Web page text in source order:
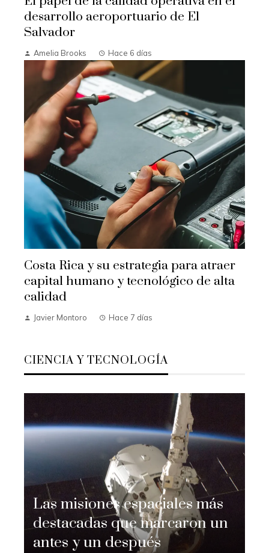
desarrollo aeroportuario de El
Salvador
Amelia Brooks Hace 6 días
Costa Rica y su estrategia para atraer
capital humano y tecnológico de alta
calidad
Javier Montoro Hace 7 días
CIENCIA Y TECNOLOGÍA
Las misiones espaciales más
destacadas que marcaron un
antes y un después